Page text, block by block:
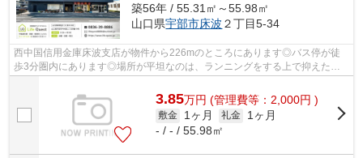
築56年 / 55.31㎡～55.98㎡
山口県宇部市床波 ２丁目5-34
西中国信用金庫床波支店が物件から226mのところにあります◎バス停が徒
歩3分圏内にあります◎場所が平坦なのは、ランニングをする上で抑えたい
ポイントですね(#^^#)
3.85万円 (管理費等：2,000円 )
敷金 1ヶ月 礼金
1ヶ月
- / - / 55.98㎡